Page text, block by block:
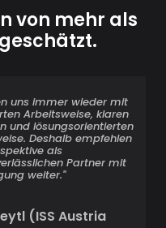
von mehr als
uns immer wieder mit
Arbeitsweise, klaren
und lösungsorientierten
Deshalb empfehlen
als
Partner mit
weiter."
(ISS Austria